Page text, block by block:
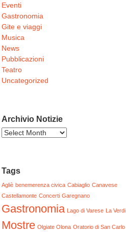
Eventi
Gastronomia
Gite e viaggi
Musica
News
Pubblicazioni
Teatro
Uncategorized
Archivio Notizie
Archivio
Tags
Agliè benemerenza civica Cabiaglio Canavese
Castellamonte Concerti Garegnano
Gastronomia Lago di Varese La Verdi
Mostre Olgiate Olona Oratorio di San Carlo